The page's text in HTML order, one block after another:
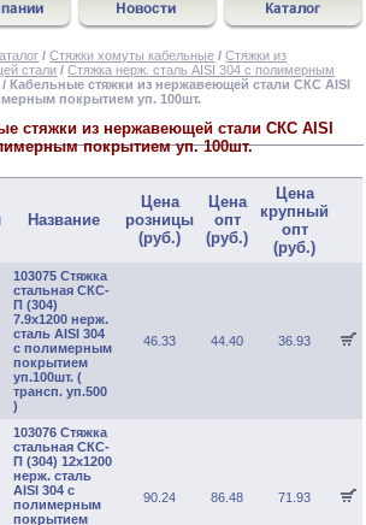
/Стяжки хомуты кабельные /Стяжки из
стали /Стяжка нерж. сталь AISI 304 с полимерным
/ Кабельные стяжки из нержавеющей стали СКС AISI
покрытием уп. 100шт.
стяжки из нержавеющей стали СКС AISI
покрытием уп. 100шт.
Название
Цена
розницы
(руб.)
Цена
опт
(руб.)
Цена
крупный
опт
(руб.)
103075 Стяжка
стальная СКС-
П (304)
7.9х1200 нерж.
сталь AISI 304
с полимерным
покрытием
уп.100шт. (
трансп. уп.500
)
46.33 44.40 36.93
103076 Стяжка
стальная СКС-
П (304) 12х1200
нерж. сталь
AISI 304 с
полимерным
покрытием
90.24 86.48 71.93